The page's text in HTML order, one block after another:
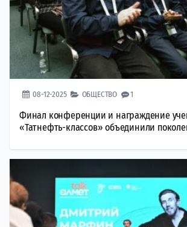
08-12-2025 ОБЩЕСТВО 1
Финал конференции и награждение
«Татнефть-классов» объединили